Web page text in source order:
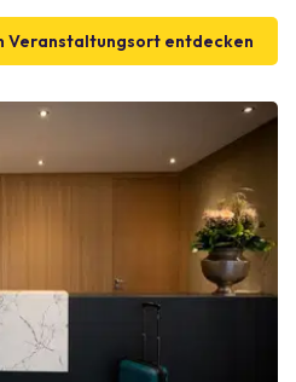
Our professional team
success, providing expert
parking options, Zur
to accommodate all your
Veranstaltungsort entdecken